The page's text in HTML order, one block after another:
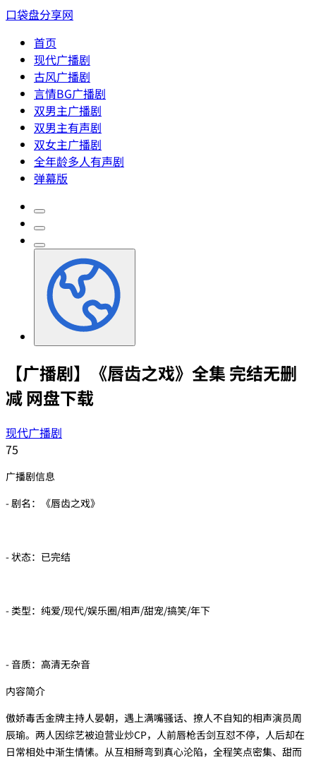
口袋盘分享网
首页
现代广播剧
古风广播剧
言情BG广播剧
双男主广播剧
双男主有声剧
双女主广播剧
全年龄多人有声剧
弹幕版
【广播剧】《唇齿之戏》全集 完结无删
减 网盘下载
现代广播剧
75
广播剧信息
- 剧名：《唇齿之戏》
- 状态：已完结
- 类型：纯爱/现代/娱乐圈/相声/甜宠/搞笑/年下
- 音质：高清无杂音
内容简介
傲娇毒舌金牌主持人晏朝，遇上满嘴骚话、撩人不自知的相声演员周
辰瑜。两人因综艺被迫营业炒CP，人前唇枪舌剑互怼不停，人后却在
日常相处中渐生情愫。从互相掰弯到真心沦陷，全程笑点密集、甜而